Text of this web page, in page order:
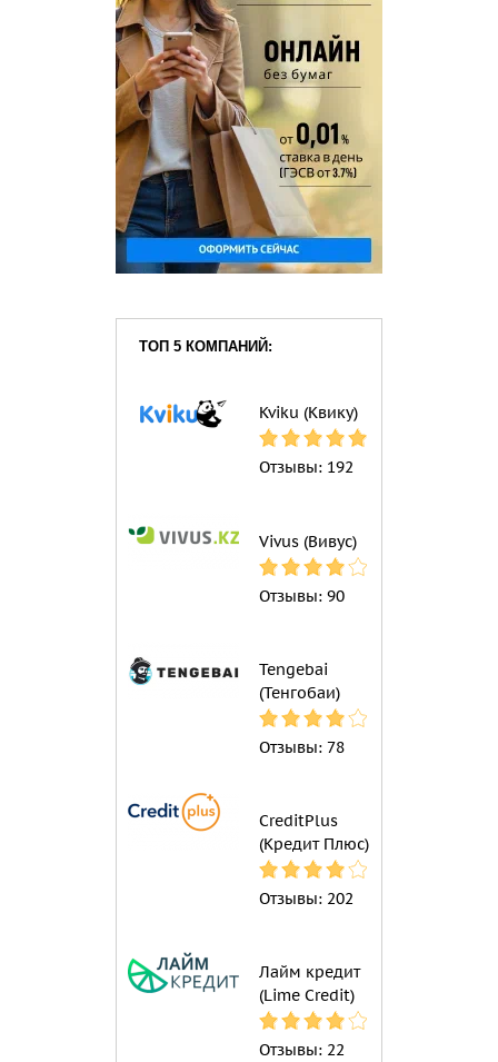
ТОП 5 КОМПАНИЙ:
Kviku (Квику)
Отзывы: 192
Vivus (Вивус)
Отзывы: 90
Tengebai
(Тенгобаи)
Отзывы: 78
CreditPlus
(Кредит Плюс)
Отзывы: 202
Лайм кредит
(Lime Credit)
Отзывы: 22